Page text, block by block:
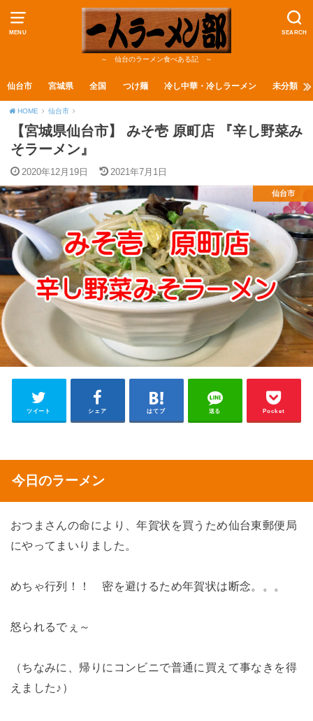
MENU SEARCH
～ 仙台のラーメン食べある記 ～
仙台市 宮城県 全国 つけ麺 冷し中華・冷しラーメン 未分類
HOME 仙台市
【宮城県仙台市】 みそ壱 原町店 『辛し野菜み
そラーメン』
2020年12月19日 2021年7月1日
仙台市
ツイート シェア はてブ 送る Pocket
今日のラーメン
おつまさんの命により、年賀状を買うため仙台東郵便局
にやってまいりました。
めちゃ行列！！ 密を避けるため年賀状は断念。。。
怒られるでぇ～
（ちなみに、帰りにコンビニで普通に買えて事なきを得
えました♪）